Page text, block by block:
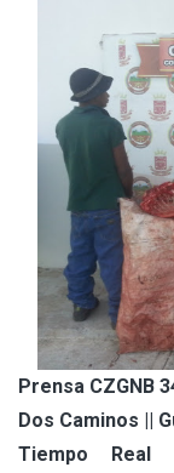
Prensa CZGNB
Dos Caminos ||
Tiempo Real